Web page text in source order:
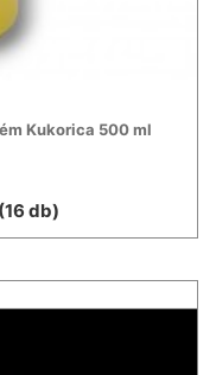
Kukorica 500 ml
db)